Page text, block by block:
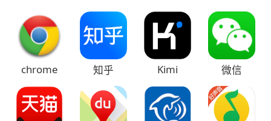
chrome 知乎 Kimi 微信